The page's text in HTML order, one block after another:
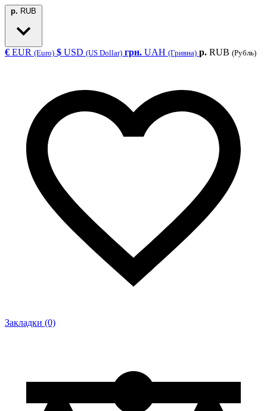
р. RUB
€ EUR (Euro) $ USD (US Dollar) грн. UAH (Гривна) р. RUB (Рубль)
Закладки (0)